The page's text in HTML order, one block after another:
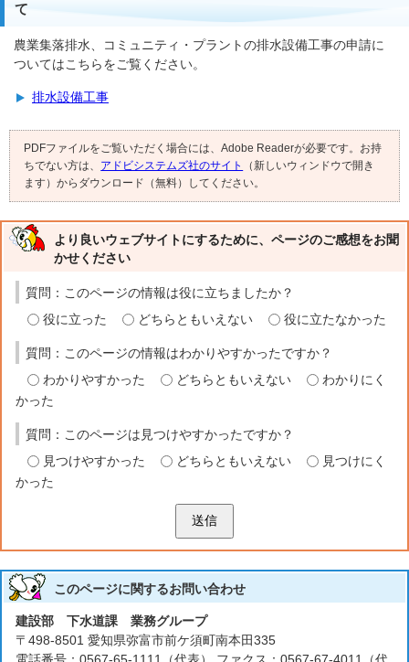
て
農業集落排水、コミュニティ・プラントの排水設備工事の申請に
ついてはこちらをご覧ください。
排水設備工事
PDFファイルをご覧いただく場合には、Adobe Readerが必要です。お持
ちでない方は、 アドビシステムズ社のサイト
（新しいウィンドウで開き
ます）からダウンロード（無料）してください。
より良いウェブサイトにするために、ページのご感想をお聞
かせください
質問：このページの情報は役に立ちましたか？
役に立った
どちらともいえない 役に立たなかった
質問：このページの情報はわかりやすかったですか？
わかりやすかった
どちらともいえない
わかりにく
かった
質問：このページは見つけやすかったですか？
見つけやすかった
どちらともいえない
見つけにく
かった
送信
このページに関するお問い合わせ
建設部 下水道課 業務グループ
〒498-8501 愛知県弥富市前ケ須町南本田335